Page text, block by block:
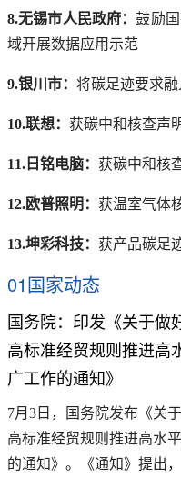
8.无锡市人民政府：鼓励
域开展数据应用示范
9.银川市： 将碳足迹要求
10.联想： 获碳中和核查声
11.日铭电脑： 获碳中和核
12.欧普照明： 获温室气体
13.坤彩科技： 获产品碳足
01国家动态
国务院：印发《关于做
高标准经贸规则推进高
广工作的通知》
7月3日，国务院发布《关
高标准经贸规则推进高水
的通知》。《通知》提出